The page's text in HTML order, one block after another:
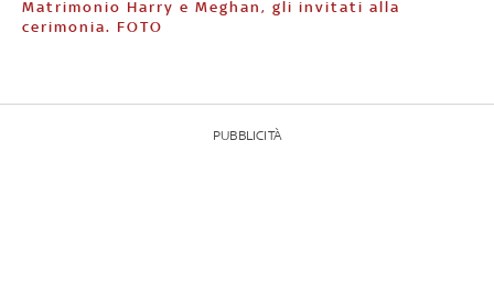
Matrimonio Harry e Meghan, gli invitati alla
cerimonia. FOTO
PUBBLICITÀ